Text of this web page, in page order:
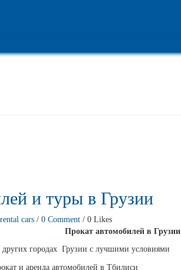
и туры в Грузии
rental cars / 0 Comment / 0 Likes
Прокат автомобилей в Грузии
городах Грузии с лучшими условиями